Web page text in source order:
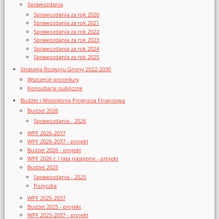
Sprawozdania
Sprawozdania za rok 2020
Sprawozdania za rok 2021
Sprawozdania za rok 2022
Sprawozdania za rok 2023
Sprawozdania za rok 2024
Sprawozdania za rok 2025
Strategia Rozwoju Gminy 2022-2030
Wszczęcie procedury
Konsultacje publiczne
Budżet i Wieloletnia Prognoza Finansowa
Budżet 2026
Sprawozdania - 2026
WPF 2026-2037
WPF 2026-2037 - projekt
Budżet 2026 - projekt
WPF 2026 r. i lata następne - projekt
Budżet 2025
Sprawozdania - 2025
Pożyczka
WPF 2025-2037
Budżet 2025 - projekt
WPF 2025-2037 - projekt